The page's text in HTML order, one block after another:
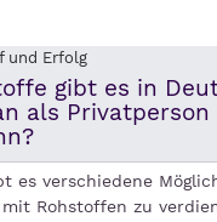
und Erfolg
gibt es in
als Privatperson
es verschiedene
Rohstoffen zu